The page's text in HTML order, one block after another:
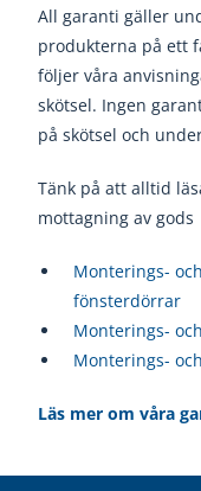
All garanti gäller
produkterna på ett
följer våra
skötsel. Ingen
på skötsel och
Tänk på att alltid
mottagning av gods
Monterings-
fönsterdörrar
Monterings-
Monterings-
Läs mer om våra